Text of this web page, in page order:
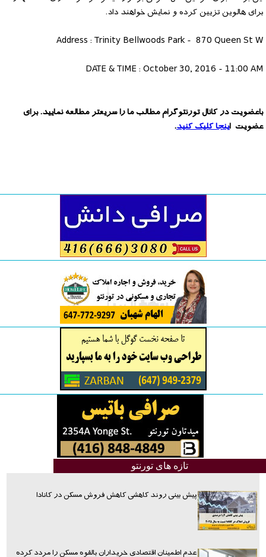
برای هالوین تزیین کرده و نمایش خواهند داد.
Address : Trinity Bellwoods Park - 870 Queen St W
DATE & TIME : October 30, 2016 - 11:00 AM
باعضویت در کانال تورنتوگرام مطالب ما را سریعتر مطالعه نمایید. برای
عضویت اینجا کلیک کنید.
تازه های تورنتو
پیش بینی روند کاهشی کاهش فروش مسکن در کانادا
عدم اطمینان اقتصادی خریداران بالقوه مسکن را مردد کرده